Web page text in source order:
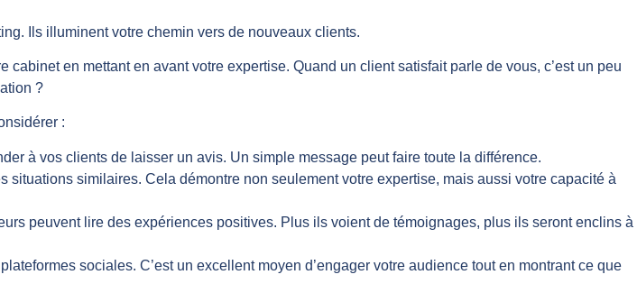
Ils illuminent votre chemin vers de nouveaux clients.
cabinet en mettant en avant votre expertise. Quand un client satisfait parle de vous, c’est un peu
?
:
à vos clients de laisser un avis. Un simple message peut faire toute la différence.
situations similaires. Cela démontre non seulement votre expertise, mais aussi votre capacité à
peuvent lire des expériences positives. Plus ils voient de témoignages, plus ils seront enclins à
sociales. C’est un excellent moyen d’engager votre audience tout en montrant ce que